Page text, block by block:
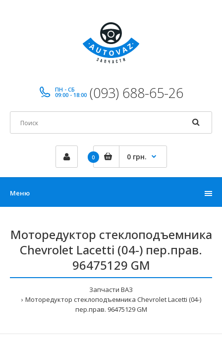
ПН - СБ
09:00 - 18:00 (093) 688-65-26
0 0 грн.
Меню
Моторедуктор стеклоподъемника
Chevrolet Lacetti (04-) пер.прав.
96475129 GM
Запчасти ВАЗ
Моторедуктор стеклоподъемника Chevrolet Lacetti (04-)
пер.прав. 96475129 GM